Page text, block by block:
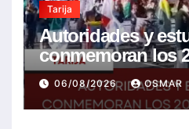
Tarija
Autoridades y
conmemoran los
Bolivia con la
mejor futuro
06/08/2026 OSMAR